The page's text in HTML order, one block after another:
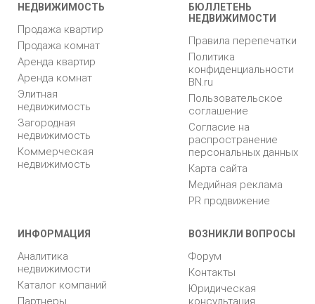
НЕДВИЖИМОСТЬ
Продажа квартир
Продажа комнат
Аренда квартир
Аренда комнат
Элитная
недвижимость
Загородная
недвижимость
Коммерческая
недвижимость
БЮЛЛЕТЕНЬ
НЕДВИЖИМОСТИ
Правила перепечатки
Политика
конфиденциальности
BN.ru
Пользовательское
соглашение
Согласие на
распространение
персональных данных
Карта сайта
Медийная реклама
PR продвижение
ИНФОРМАЦИЯ
Аналитика
недвижимости
Каталог компаний
Партнеры
ВОЗНИКЛИ ВОПРОСЫ
Форум
Контакты
Юридическая
консультация